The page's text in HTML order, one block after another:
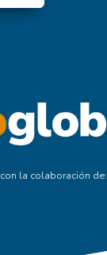
con la colaboración de: